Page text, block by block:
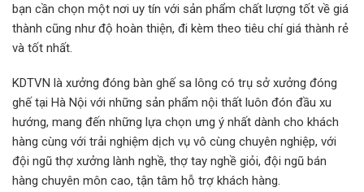
bạn cần chọn một nơi uy tín với sản phẩm chất lượng tốt về giá
thành cũng như độ hoàn thiện, đi kèm theo tiêu chí giá thành rẻ
và tốt nhất.
KDTVN là xưởng đóng bàn ghế sa lông có trụ sở xưởng đóng
ghế tại Hà Nội với những sản phẩm nội thất luôn đón đầu xu
hướng, mang đến những lựa chọn ưng ý nhất dành cho khách
hàng cùng với trải nghiệm dịch vụ vô cùng chuyên nghiệp, với
đội ngũ thợ xưởng lành nghề, thợ tay nghề giỏi, đội ngũ bán
hàng chuyên môn cao, tận tâm hỗ trợ khách hàng.